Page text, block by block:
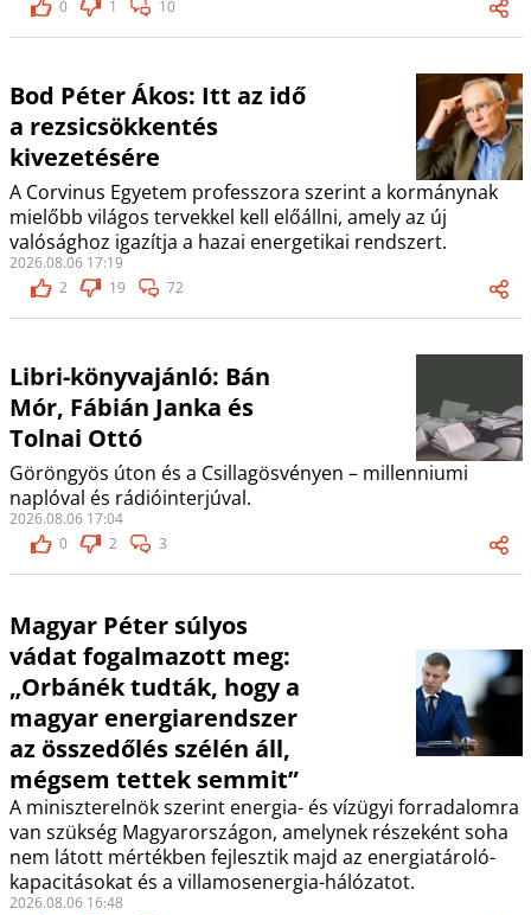
0 1 10
Bod Péter Ákos: Itt az idő
a rezsicsökkentés
kivezetésére
A Corvinus Egyetem professzora szerint a kormánynak
mielőbb világos tervekkel kell előállni, amely az új
valósághoz igazítja a hazai energetikai rendszert.
2026.08.06 17:19
2
19 72
Libri-könyvajánló: Bán
Mór, Fábián Janka és
Tolnai Ottó
Göröngyös úton és a Csillagösvényen – millenniumi
naplóval és rádióinterjúval.
2026.08.06 17:04
0
2 3
Magyar Péter súlyos
vádat fogalmazott meg:
„Orbánék tudták, hogy a
magyar energiarendszer
az összedőlés szélén áll,
mégsem tettek semmit”
A miniszterelnök szerint energia- és vízügyi forradalomra
van szükség Magyarországon, amelynek részeként soha
nem látott mértékben fejlesztik majd az energiatároló-
kapacitásokat és a villamosenergia-hálózatot.
2026.08.06 16:48